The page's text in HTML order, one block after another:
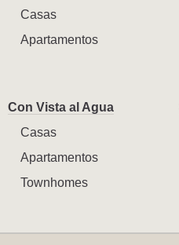
Casas
Apartamentos
Con Vista al Agua
Casas
Apartamentos
Townhomes